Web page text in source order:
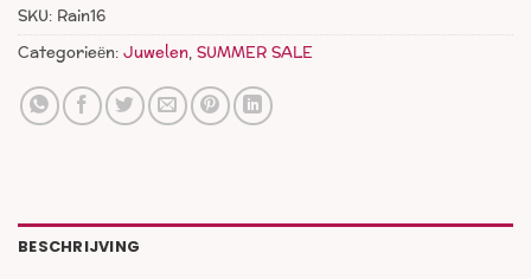
SKU: Rain16
Categorieën:Juwelen,SUMMER SALE
BESCHRIJVING